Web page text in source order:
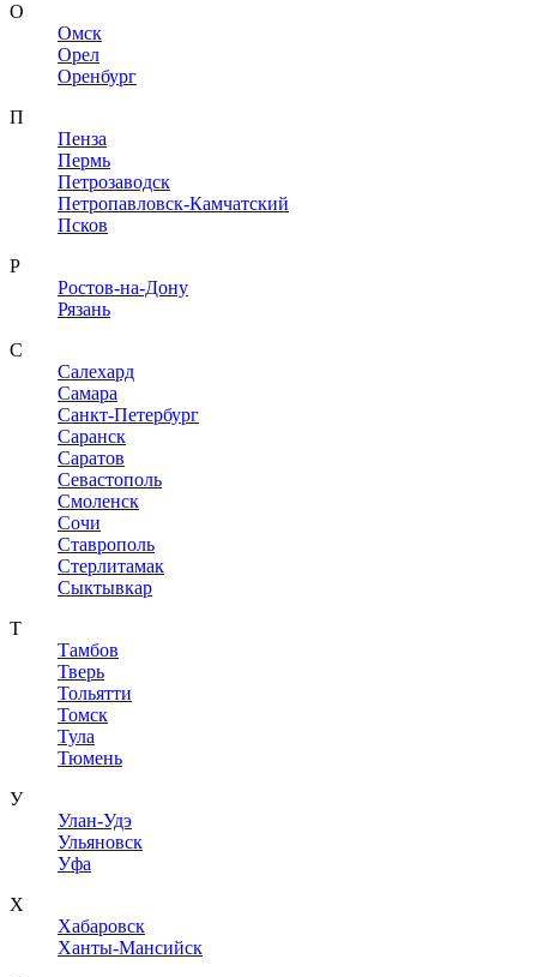
О
Омск
Орел
Оренбург
П
Пенза
Пермь
Петрозаводск
Петропавловск-Камчатский
Псков
Р
Ростов-на-Дону
Рязань
С
Салехард
Самара
Санкт-Петербург
Саранск
Саратов
Севастополь
Смоленск
Сочи
Ставрополь
Стерлитамак
Сыктывкар
Т
Тамбов
Тверь
Тольятти
Томск
Тула
Тюмень
У
Улан-Удэ
Ульяновск
Уфа
Х
Хабаровск
Ханты-Мансийск